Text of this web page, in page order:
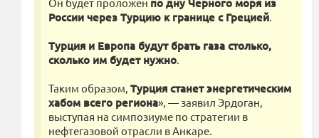
России через Турцию к границе с Грецией.
Турция и Европа будут брать газа столько,
сколько им будет нужно.
Таким образом, Турция станет энергетическим
хабом всего региона», — заявил Эрдоган,
выступая на симпозиуме по стратегии в
нефтегазовой отрасли в Анкаре.